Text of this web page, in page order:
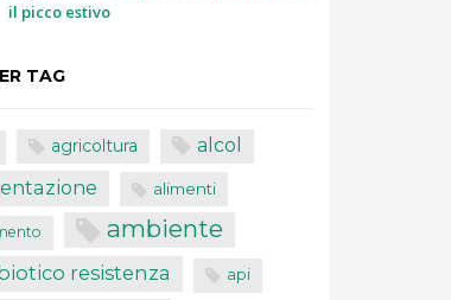
il picco estivo
TAG
agricoltura alcol
alimenti
ambiente
resistenza api